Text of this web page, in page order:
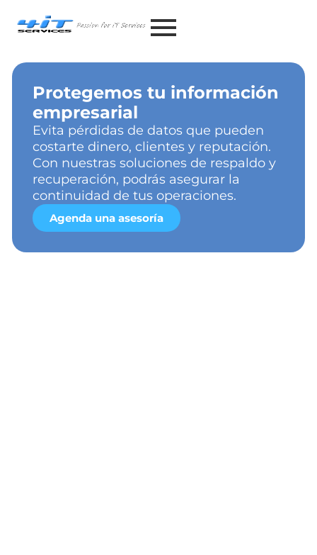
Protegemos tu información
empresarial
Evita pérdidas de datos que pueden
costarte dinero, clientes y reputación.
Con nuestras soluciones de respaldo y
recuperación, podrás asegurar la
continuidad de tus operaciones.
Agenda una asesoría